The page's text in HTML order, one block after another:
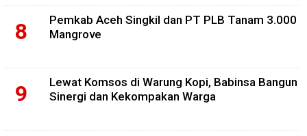
Pemkab Aceh Singkil dan PT PLB Tanam 3.000
Mangrove
Lewat Komsos di Warung Kopi, Babinsa Bangun
Sinergi dan Kekompakan Warga